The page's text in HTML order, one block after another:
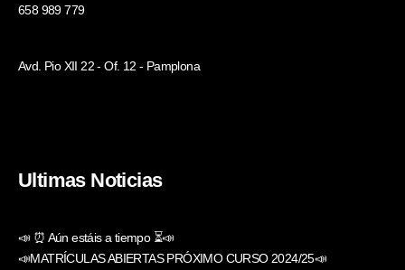
658 989 779
Avd. Pio XII 22 - Of. 12 - Pamplona
Ultimas Noticias
📣 ⏰ Aún estáis a tiempo ⏳📣
📣MATRÍCULAS ABIERTAS PRÓXIMO CURSO 2024/25📣